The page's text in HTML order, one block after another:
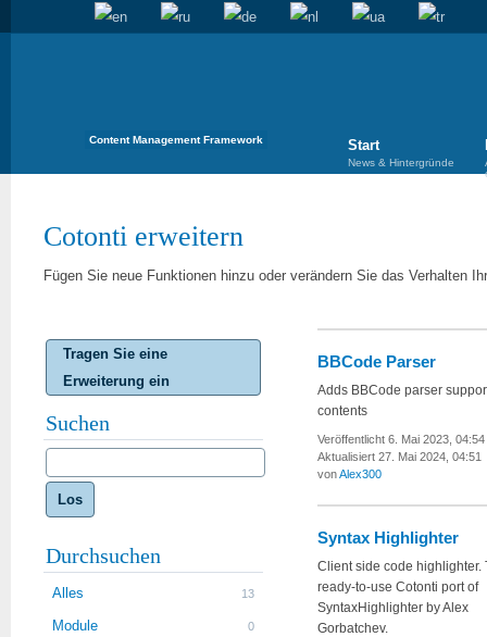
Content Management Framework Start
News & Hintergründe
Cotonti erweitern
Fügen Sie neue Funktionen hinzu oder verändern Sie das Verhalten
Tragen Sie eine
Erweiterung ein
Suchen
Los
Durchsuchen
Alles 13
Module 0
BBCode Parser
Adds BBCode parser
contents
Veröffentlicht 6. Mai 2023, 04:54
Aktualisiert 27. Mai 2024, 04:51
vonAlex300
Syntax Highlighter
Client side code highlighter.
ready-to-use Cotonti port of
SyntaxHighlighter by Alex
Gorbatchev.